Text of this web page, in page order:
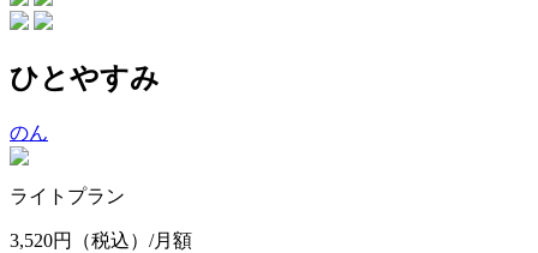
ひとやすみ
のん
ライトプラン
3,520円
（税込）/月額